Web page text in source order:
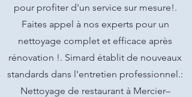
pour profiter d'un service sur mesure!.
Faites appel à nos experts pour un
nettoyage complet et efficace après
rénovation !. Simard établit de nouveaux
standards dans l'entretien professionnel.:
Nettoyage de restaurant à Mercier–